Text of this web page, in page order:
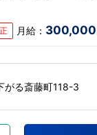
正 月給： 300,000
がる斎藤町118-3